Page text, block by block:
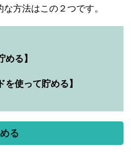
方法はこの２つです。
める】
を使って貯める】
る